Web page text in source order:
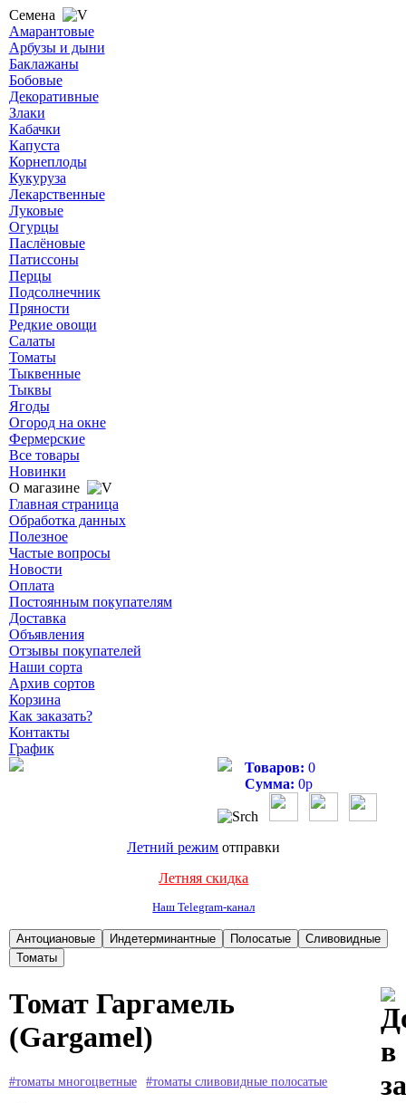
Семена
Амарантовые
Арбузы и дыни
Баклажаны
Бобовые
Декоративные
Злаки
Кабачки
Капуста
Корнеплоды
Кукуруза
Лекарственные
Луковые
Огурцы
Паслёновые
Патиссоны
Перцы
Подсолнечник
Пряности
Редкие овощи
Салаты
Томаты
Тыквенные
Тыквы
Ягоды
Огород на окне
Фермерские
Все товары
Новинки
О магазине
Главная страница
Обработка данных
Полезное
Частые вопросы
Новости
Оплата
Постоянным покупателям
Доставка
Объявления
Отзывы покупателей
Наши сорта
Архив сортов
Корзина
Как заказать?
Контакты
График
Товаров: 0
Сумма: 0р
Летний режим отправки
Летняя скидка
Наш Telegram-канал
Томат Гаргамель
(Gargamel)
#томаты многоцветные #томаты сливовидные полосатые